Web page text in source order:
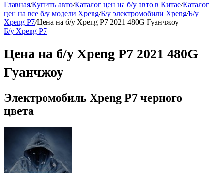
Главная/Купить авто/Каталог цен на б/у авто в Китае/Каталог
цен на все б/у модели Xpeng/Б/у электромобили Xpeng/Б/у
Xpeng P7/Цена на б/у Xpeng P7 2021 480G Гуанчжоу
Б/у Xpeng P7
Цена на б/у Xpeng P7 2021 480G
Гуанчжоу
Электромобиль Xpeng P7 черного
цвета